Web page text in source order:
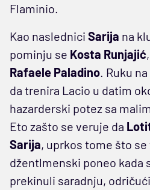
Flaminio.
Kao naslednici Sarija na
pominju se Kosta Runjajić,
Rafaele Paladino. Ruku
da trenira Lacio u datim
hazarderski potez sa
Eto zašto se veruje da
Sarija, uprkos tome što
džentlmenski poneo kada
prekinuli saradnju,